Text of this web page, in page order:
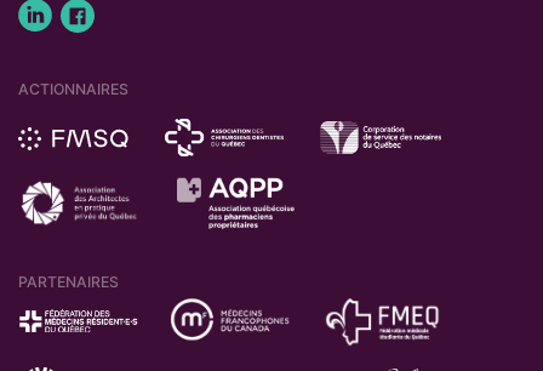
ACTIONNAIRES
PARTENAIRES